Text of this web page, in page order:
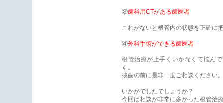
③歯科用CTがある歯医者
これがないと根管内の状態を正確に
④外科手術ができる歯医者
根管治療が上手くいかなくて悩ん
す。
抜歯の前に是非一度ご相談ください。
いかがでしたでしょうか？
今回は相談が非常に多かった根管治